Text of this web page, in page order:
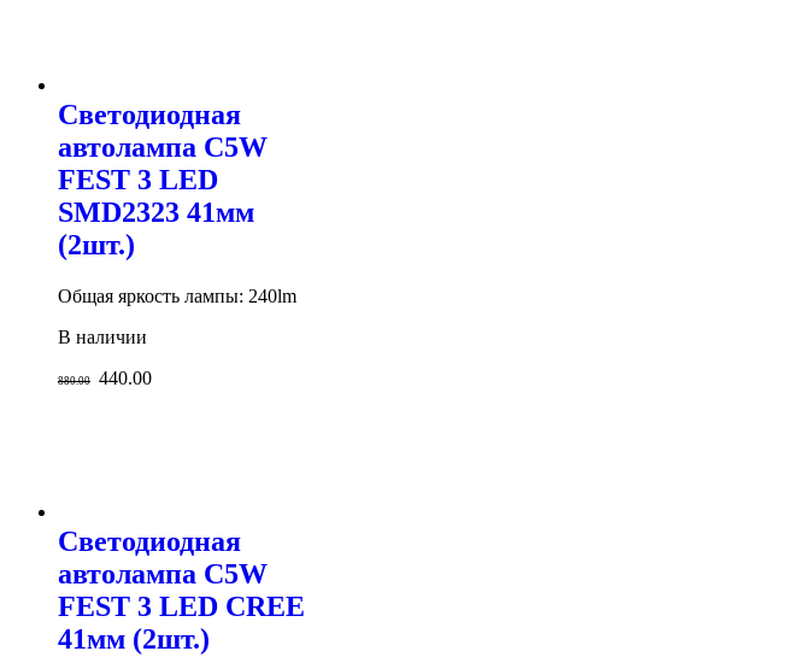
Светодиодная
автолампа C5W
FEST 3 LED
SMD2323 41мм
(2шт.)
Общая яркость лампы: 240lm
В наличии
880.00 440.00
Светодиодная
автолампа C5W
FEST 3 LED СREE
41мм (2шт.)